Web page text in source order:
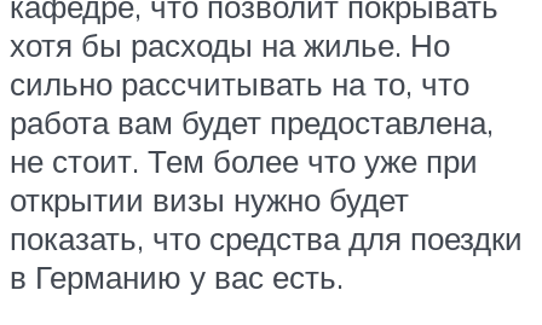
хотя бы расходы на жилье. Но
сильно рассчитывать на то, что
работа вам будет предоставлена,
не стоит. Тем более что уже при
открытии визы нужно будет
показать, что средства для поездки
в Германию у вас есть.